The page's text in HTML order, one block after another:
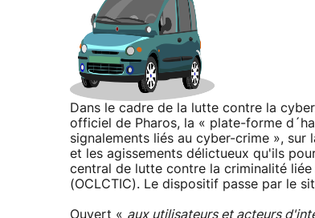
Dans le cadre de la lutte contre la
officiel de Pharos, la « plate-forme
signalements liés au cyber-crime »,
et les agissements délictueux qu'ils
central de lutte contre la criminalité
(OCLCTIC). Le dispositif passe par le
Ouvert « aux utilisateurs et acteurs